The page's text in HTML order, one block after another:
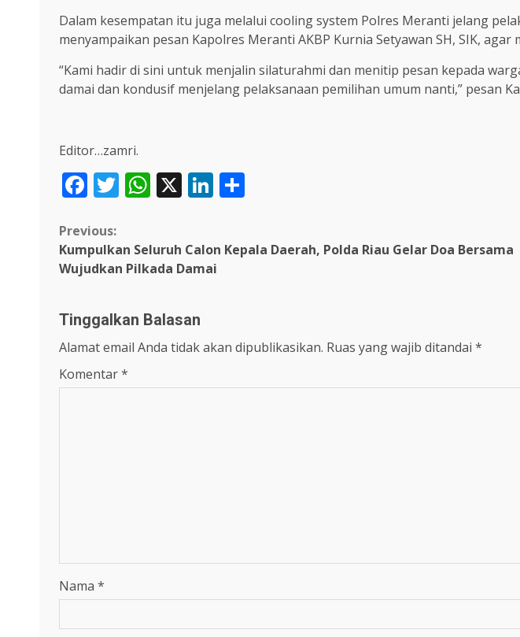
Dalam kesempatan itu juga melalui cooling system Polres Meranti jelang
menyampaikan pesan Kapolres Meranti AKBP Kurnia Setyawan SH, SIK,
“Kami hadir di sini untuk menjalin silaturahmi dan menitip pesan kepada
damai dan kondusif menjelang pelaksanaan pemilihan umum nanti,” pesan
Editor…zamri.
Facebook
Twitter
WhatsApp
X LinkedIn
Continue
Reading
Previous:
Kumpulkan Seluruh Calon Kepala Daerah, Polda Riau Gelar Doa Bersama
Wujudkan Pilkada Damai
Tinggalkan Balasan
Alamat email Anda tidak akan dipublikasikan. Ruas yang wajib ditandai *
Komentar*
Nama *